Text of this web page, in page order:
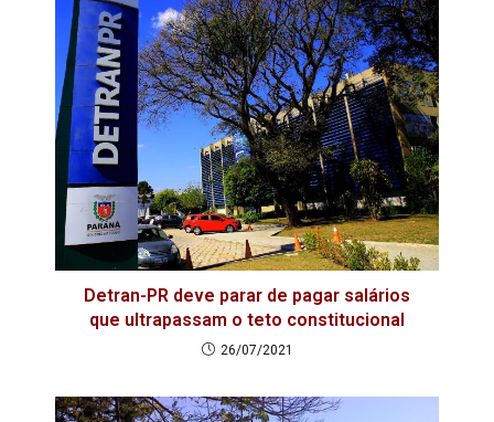
Detran-PR deve parar de pagar salários
que ultrapassam o teto constitucional
26/07/2021